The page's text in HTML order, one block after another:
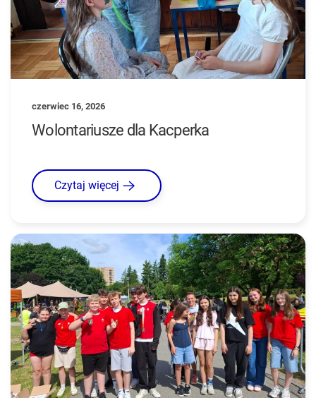
czerwiec 16, 2026
Wolontariusze dla Kacperka
Czytaj więcej